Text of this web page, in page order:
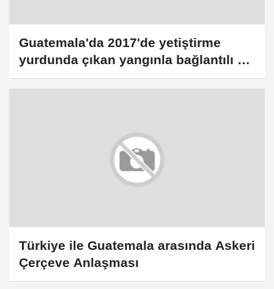
Guatemala'da 2017'de yetiştirme
yurdunda çıkan yangınla bağlantılı 6
kişiye hapis cezası
Türkiye ile Guatemala arasında Askeri
Çerçeve Anlaşması